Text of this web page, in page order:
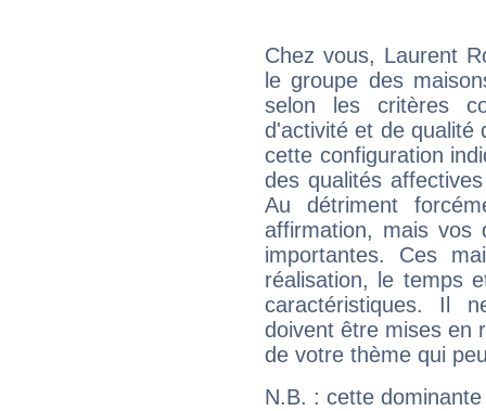
Chez vous, Laurent
le groupe des
selon les critères
d'activité et de qualité
cette configuration
des qualités
Au détriment
affirmation, mais
importantes. Ces
réalisation, le temps
caractéristiques. Il
doivent être mises en
de votre thème qui
N.B. : cette